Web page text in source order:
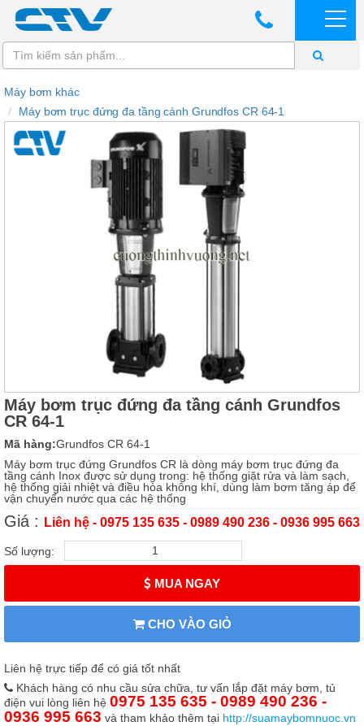
Máy bơm khác
Máy bơm trục đứng đa tầng cánh Grundfos CR 64-1
Máy bơm trục đứng đa tầng cánh Grundfos
CR 64-1
Mã hàng:Grundfos CR 64-1
Máy bơm trục đứng Grundfos CR là dòng máy bơm trục đứng đa
tầng cánh Inox được sử dụng trong: hệ thống giặt rửa và làm sạch,
hệ thống giải nhiệt và điều hòa không khí, dùng làm bơm tăng áp để
vận chuyển nước qua các hệ thống
Giá : Liên hệ - 0975 135 635 - 0989 490 236 - 0936 995 663
Số lượng:
MUA NGAY
CHO VÀO GIỎ
Liên hệ trực tiếp để có giá tốt nhất
Khách hàng có nhu cầu sửa chữa, tư vấn lắp đặt máy bơm, tủ
điện vui lòng liên hệ 0975 135 635 - 0989 490 236 -
0936 995 663 và tham khảo thêm tại http://suamaybomnuoc.vn